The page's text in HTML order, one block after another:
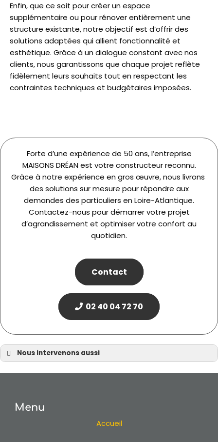
Enfin, que ce soit pour créer un espace
supplémentaire ou pour rénover entièrement une
structure existante, notre objectif est d’offrir des
solutions adaptées qui allient fonctionnalité et
esthétique. Grâce à un dialogue constant avec nos
clients, nous garantissons que chaque projet reflète
fidèlement leurs souhaits tout en respectant les
contraintes techniques et budgétaires imposées.
Forte d’une expérience de 50 ans, l’entreprise
MAISONS DRÉAN est votre constructeur reconnu.
Grâce à notre expérience en gros œuvre, nous livrons
des solutions sur mesure pour répondre aux
demandes des particuliers en Loire-Atlantique.
Contactez-nous pour démarrer votre projet
d’agrandissement et optimiser votre confort au
quotidien.
Contact
02 40 04 72 70
Nous intervenons aussi
Agrandissement à Sautron
Agrandissement à Vertou
Menu
Accueil